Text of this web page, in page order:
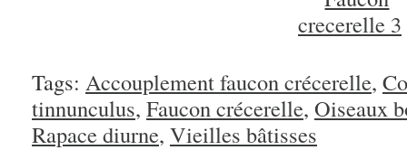
Tags: Accouplement faucon crécerelle,
tinnunculus, Faucon crécerelle, Oiseaux
Rapace diurne, Vieilles bâtisses